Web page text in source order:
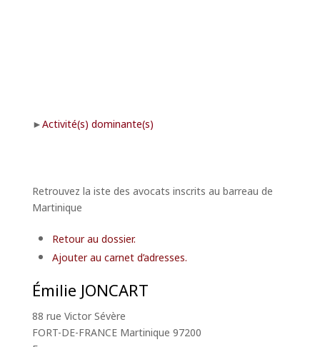
Activité(s) dominante(s)
Retrouvez la iste des avocats inscrits au barreau de
Martinique
Retour au dossier.
Ajouter au carnet d’adresses.
Émilie JONCART
88 rue Victor Sévère
FORT-DE-FRANCE Martinique 97200